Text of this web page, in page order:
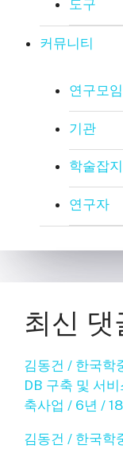
도구
커뮤니티
연구모임
기관
학술잡지
연구자
최신 댓
김동건 / 한국학
DB 구축 및 서
축사업 / 6년 /
김동건 / 한국학